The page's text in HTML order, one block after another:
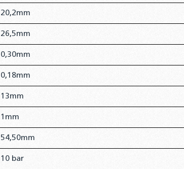
20,2mm
26,5mm
0,30mm
0,18mm
13mm
1mm
54,50mm
10 bar